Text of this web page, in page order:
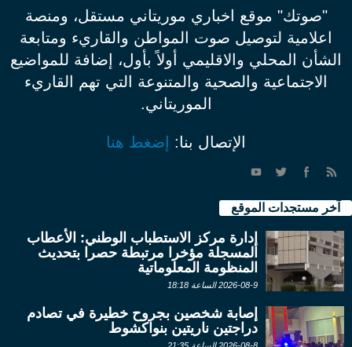
"صوتك" موقع اخباري موريتاني مستقل، ومنصة
اعلامية لتوصيل صوت المواطن والقاريء ومتابعة
الشأن المحلي والاقليمي أولاً بأول، إضافة للمواضيع
الاجتماعية والصحية والمتنوعة التي تهم القاريء
الموريتاني.
الإتصال بنا: إضغط هنا
آخر مستجدات الموقع
إدارة مركز الاستطباب الوطني: الأعطاب
المسجلة مؤخرا مرتبطة حصرا بتحديث
المنظومة المعلوماتية
2026-08-9 الساعة 18:18
إصابة شخصين بجروح خطيرة في تصادم
دراجتين ناريتين بنواكشوط
2026-08-8 الساعة 21:35